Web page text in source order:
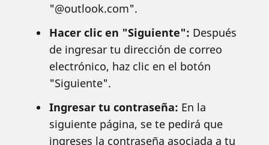
"@outlook.com".
Hacer clic en "Siguiente": Después
de ingresar tu dirección de correo
electrónico, haz clic en el botón
"Siguiente".
Ingresar tu contraseña: En la
siguiente página, se te pedirá que
ingreses la contraseña asociada a tu